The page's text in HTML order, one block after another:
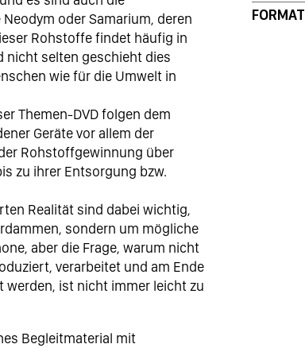
oder Samarium, deren
Rohstoffe findet häufig in
nicht selten geschieht dies
wie für die Umwelt in
Themen-DVD folgen dem
Geräte vor allem der
Rohstoffgewinnung über
zu ihrer Entsorgung bzw.
Realität sind dabei wichtig,
sondern um mögliche
aber die Frage, warum nicht
verarbeitet und am Ende
ist nicht immer leicht zu
Begleitmaterial mit
FORMAT